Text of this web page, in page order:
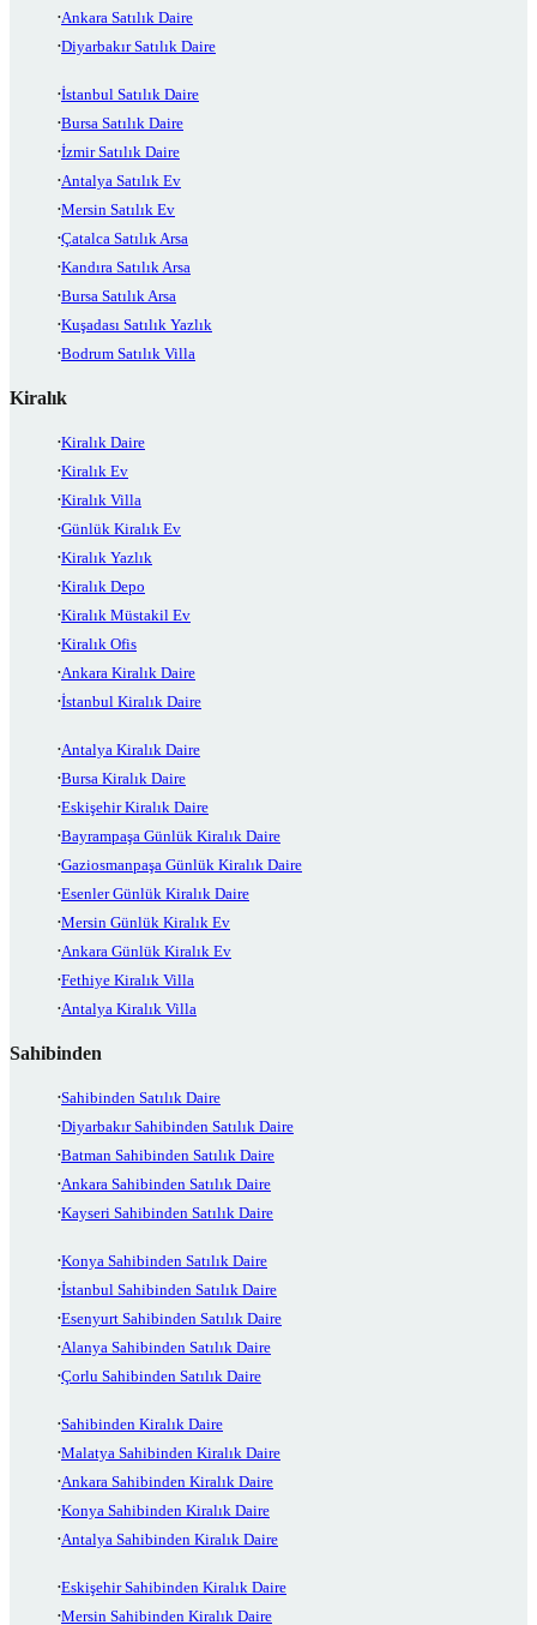
Ankara Satılık Daire
Diyarbakır Satılık Daire
İstanbul Satılık Daire
Bursa Satılık Daire
İzmir Satılık Daire
Antalya Satılık Ev
Mersin Satılık Ev
Çatalca Satılık Arsa
Kandıra Satılık Arsa
Bursa Satılık Arsa
Kuşadası Satılık Yazlık
Bodrum Satılık Villa
Kiralık
Kiralık Daire
Kiralık Ev
Kiralık Villa
Günlük Kiralık Ev
Kiralık Yazlık
Kiralık Depo
Kiralık Müstakil Ev
Kiralık Ofis
Ankara Kiralık Daire
İstanbul Kiralık Daire
Antalya Kiralık Daire
Bursa Kiralık Daire
Eskişehir Kiralık Daire
Bayrampaşa Günlük Kiralık Daire
Gaziosmanpaşa Günlük Kiralık Daire
Esenler Günlük Kiralık Daire
Mersin Günlük Kiralık Ev
Ankara Günlük Kiralık Ev
Fethiye Kiralık Villa
Antalya Kiralık Villa
Sahibinden
Sahibinden Satılık Daire
Diyarbakır Sahibinden Satılık Daire
Batman Sahibinden Satılık Daire
Ankara Sahibinden Satılık Daire
Kayseri Sahibinden Satılık Daire
Konya Sahibinden Satılık Daire
İstanbul Sahibinden Satılık Daire
Esenyurt Sahibinden Satılık Daire
Alanya Sahibinden Satılık Daire
Çorlu Sahibinden Satılık Daire
Sahibinden Kiralık Daire
Malatya Sahibinden Kiralık Daire
Ankara Sahibinden Kiralık Daire
Konya Sahibinden Kiralık Daire
Antalya Sahibinden Kiralık Daire
Eskişehir Sahibinden Kiralık Daire
Mersin Sahibinden Kiralık Daire